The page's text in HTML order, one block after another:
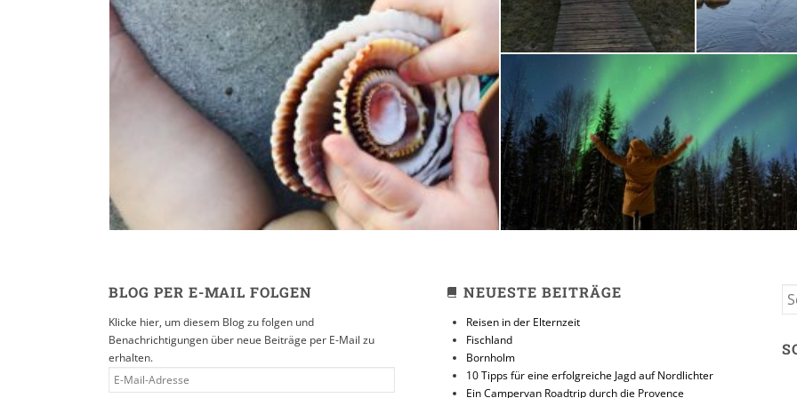
Reisen in der Elternzeit
16. SEPTEMBER 2019
10 Tipps für eine
Jagd auf Nordlichter
31. JANUAR 2018
BLOG PER E-MAIL FOLGEN
Klicke hier, um diesem Blog zu folgen und
Benachrichtigungen über neue Beiträge per E-Mail zu
erhalten.
E-
MAIL-
NEUESTE BEITRÄGE
Reisen in der Elternzeit
Fischland
Bornholm
10 Tipps für eine erfolgreiche Jagd auf Nordlichter
Ein Campervan Roadtrip durch die Provence